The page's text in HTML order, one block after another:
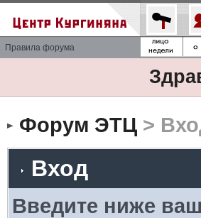
Правила форума
Форум ЭТЦ>
Вход
Введите ниже